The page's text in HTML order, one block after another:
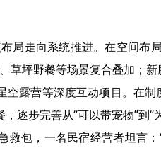
走向系统推进。在空间布
草坪野餐等场景复合叠加；
空露营等深度互动项目。在
逐步完善从“可以带宠物”到
救包，一名民宿经营者坦言